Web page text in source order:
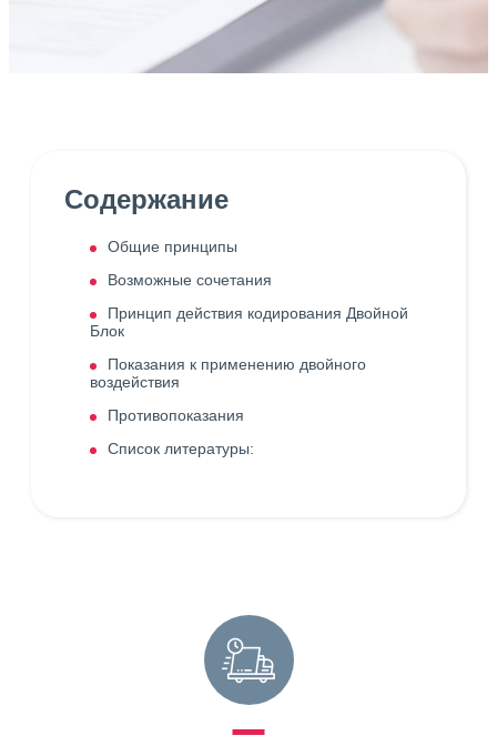
Содержание
Общие принципы
Возможные сочетания
Принцип действия кодирования Двойной
Блок
Показания к применению двойного
воздействия
Противопоказания
Список литературы: